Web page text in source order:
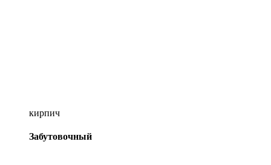
кирпич
Забутовочный